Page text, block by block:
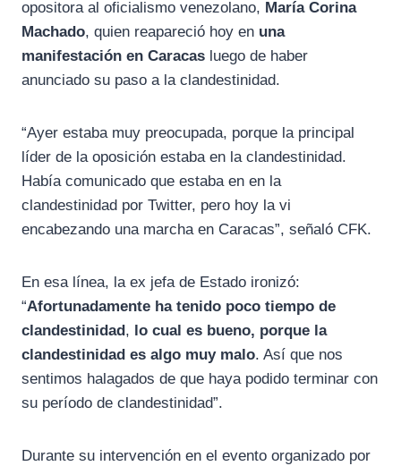
opositora al oficialismo venezolano, María Corina
Machado, quien reapareció hoy en una
manifestación en Caracas luego de haber
anunciado su paso a la clandestinidad.
“Ayer estaba muy preocupada, porque la principal
líder de la oposición estaba en la clandestinidad.
Había comunicado que estaba en en la
clandestinidad por Twitter, pero hoy la vi
encabezando una marcha en Caracas”, señaló CFK.
En esa línea, la ex jefa de Estado ironizó:
“Afortunadamente ha tenido poco tiempo de
clandestinidad, lo cual es bueno, porque la
clandestinidad es algo muy malo. Así que nos
sentimos halagados de que haya podido terminar con
su período de clandestinidad”.
Durante su intervención en el evento organizado por